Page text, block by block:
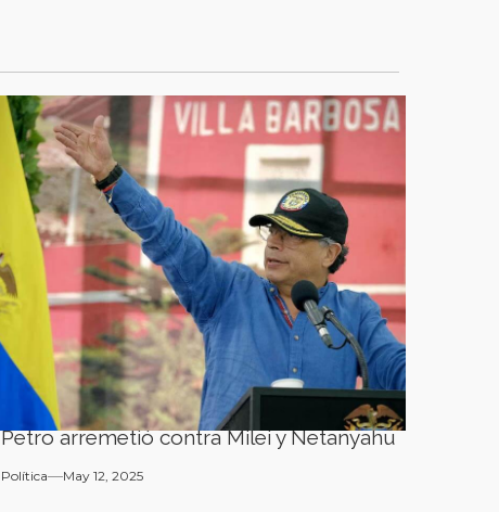
Petro arremetió contra Milei y Netanyahu
Política May 12, 2025